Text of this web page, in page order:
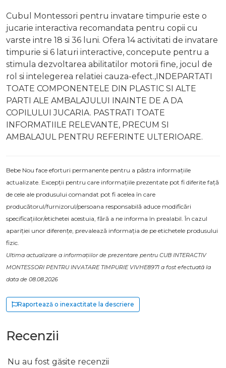
Cubul Montessori pentru invatare timpurie este o
jucarie interactiva recomandata pentru copii cu
varste intre 18 si 36 luni. Ofera 14 activitati de invatare
timpurie si 6 laturi interactive, concepute pentru a
stimula dezvoltarea abilitatilor motorii fine, jocul de
rol si intelegerea relatiei cauza-efect.,INDEPARTATI
TOATE COMPONENTELE DIN PLASTIC SI ALTE
PARTI ALE AMBALAJULUI INAINTE DE A DA
COPILULUI JUCARIA. PASTRATI TOATE
INFORMATIILE RELEVANTE, PRECUM SI
AMBALAJUL PENTRU REFERINTE ULTERIOARE.
Bebe Nou face eforturi permanente pentru a păstra informațiile
actualizate. Excepții pentru care informațiile prezentate pot fi diferite față
de cele ale produsului comandat pot fi acelea în care
producătorul/furnizorul/persoana responsabilă aduce modificări
specificațiilor/etichetei acestuia, fără a ne informa în prealabil. În cazul
apariției unor diferențe, prevalează informația de pe etichetele produsului
fizic.
Ultima actualizare a informațiilor de prezentare pentru CUB INTERACTIV
MONTESSORI PENTRU INVATARE TIMPURIE VIVHE8971 a fost efectuată la
data de 08.08.2026
Raportează o inexactitate la descriere
Recenzii
Nu au fost găsite recenzii